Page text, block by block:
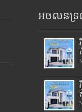
អចលនទ្រ